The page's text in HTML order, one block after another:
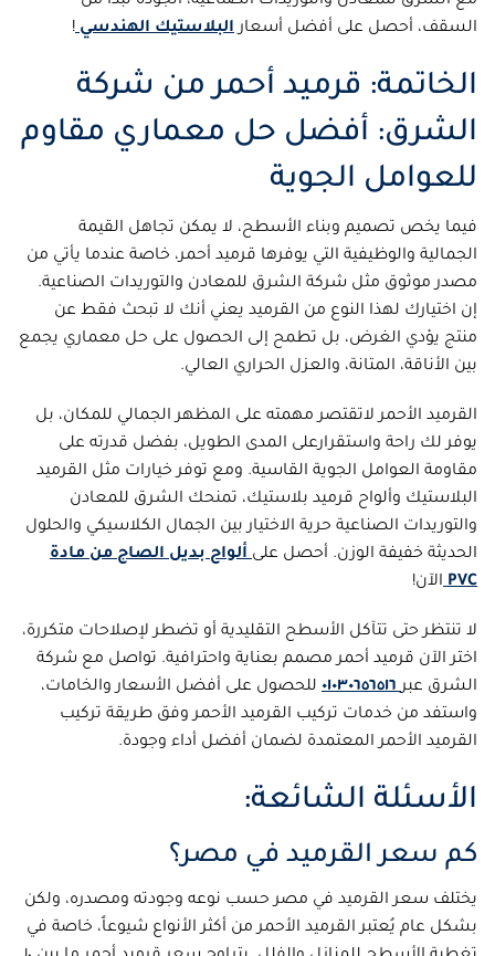
السقف، أحصل على أفضل أسعارالبلاستيك الهندسي!
الخاتمة: قرميد أحمر من شركة
الشرق: أفضل حل معماري مقاوم
للعوامل الجوية
فيما يخص تصميم وبناء الأسطح، لا يمكن تجاهل القيمة
الجمالية والوظيفية التي يوفرها قرميد أحمر، خاصة عندما يأتي من
مصدر موثوق مثل شركة الشرق للمعادن والتوريدات الصناعية.
إن اختيارك لهذا النوع من القرميد يعني أنك لا تبحث فقط عن
منتج يؤدي الغرض، بل تطمح إلى الحصول على حل معماري يجمع
بين الأناقة، المتانة، والعزل الحراري العالي.
القرميد الأحمر لاتقتصر مهمته على المظهر الجمالي للمكان، بل
يوفر لك راحة واستقرارعلى المدى الطويل، بفضل قدرته على
مقاومة العوامل الجوية القاسية. ومع توفر خيارات مثل القرميد
البلاستيك وألواح قرميد بلاستيك، تمنحك الشرق للمعادن
والتوريدات الصناعية حرية الاختيار بين الجمال الكلاسيكي والحلول
الحديثة خفيفة الوزن. أحصل علىألواح بديل الصاج من مادة
PVC الآن!
لا تنتظر حتى تتآكل الأسطح التقليدية أو تضطر لإصلاحات متكررة،
اختر الآن قرميد أحمر مصمم بعناية واحترافية. تواصل مع شركة
الشرق عبر٠١٠٣٠٦٥٦٥١٦
للحصول على أفضل الأسعار والخامات،
واستفد من خدمات تركيب القرميد الأحمر وفق طريقة تركيب
القرميد الأحمر المعتمدة لضمان أفضل أداء وجودة.
الأسئلة الشائعة:
كم سعر القرميد في مصر؟
يختلف سعر القرميد في مصر حسب نوعه وجودته ومصدره، ولكن
بشكل عام يُعتبر القرميد الأحمر من أكثر الأنواع شيوعاً، خاصة في